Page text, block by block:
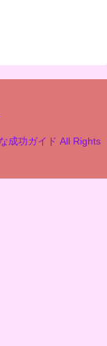
成功ガイド All Rights